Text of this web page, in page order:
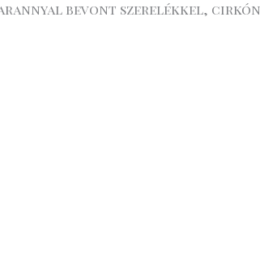
bevont szerelékkel,